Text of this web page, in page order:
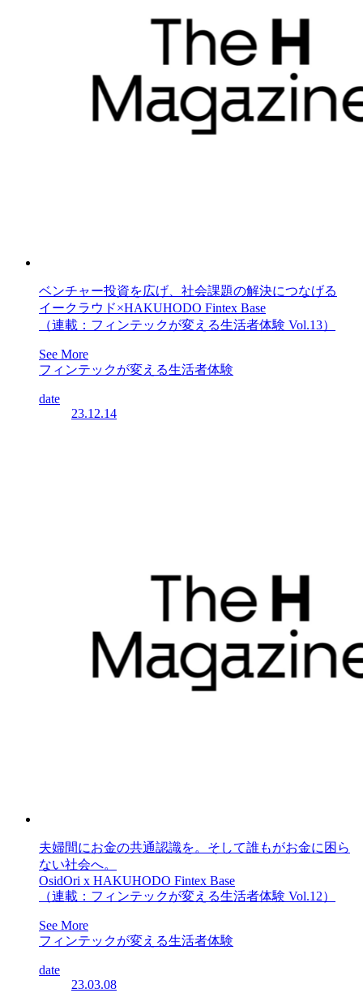
ベンチャー投資を広げ、社会課題の解決につなげる
イークラウド×HAKUHODO Fintex Base
（連載：フィンテックが変える生活者体験 Vol.13）
See More
フィンテックが変える生活者体験
date
23.12.14
夫婦間にお金の共通認識を。そして誰もがお金に困ら
ない社会へ。
OsidOri x HAKUHODO Fintex Base
（連載：フィンテックが変える生活者体験 Vol.12）
See More
フィンテックが変える生活者体験
date
23.03.08